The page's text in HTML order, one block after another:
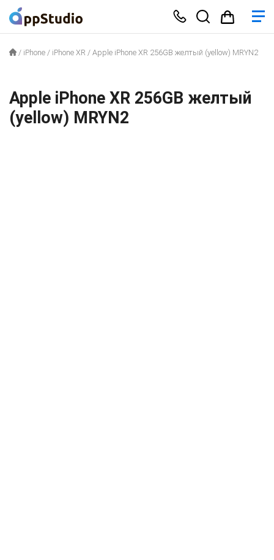
/ iPhone / iPhone XR / Apple iPhone XR 256GB желтый (yellow) MRYN2
Apple iPhone XR 256GB желтый
(yellow) MRYN2